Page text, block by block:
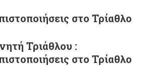
στο Τρίαθλο
Τριάθλου :
στο Τρίαθλο